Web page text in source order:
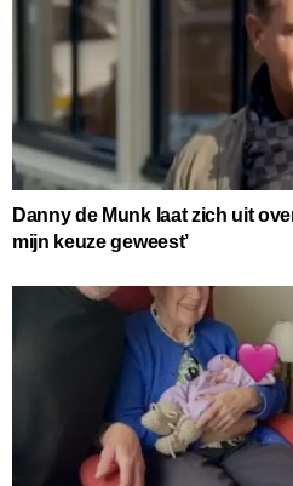
Danny de Munk laat zich uit
mijn keuze geweest’